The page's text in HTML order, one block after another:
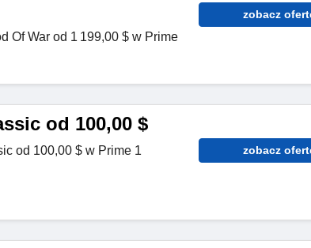
Of War od 1 199,00 $ w Prime
zobacz
od 100,00 $
od 100,00 $ w Prime 1
zobacz